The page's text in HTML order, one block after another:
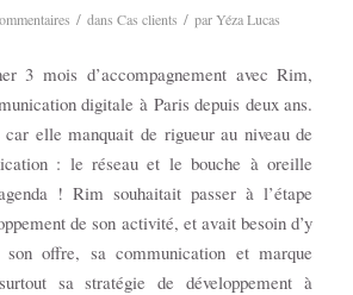
/ dansCas clients / parYéza Lucas
3 mois d’accompagnement avec Rim,
digitale à Paris depuis deux ans.
elle manquait de rigueur au niveau de
: le réseau et le bouche à oreille
! Rim souhaitait passer à l’étape
de son activité, et avait besoin d’y
offre, sa communication et marque
sa stratégie de développement à